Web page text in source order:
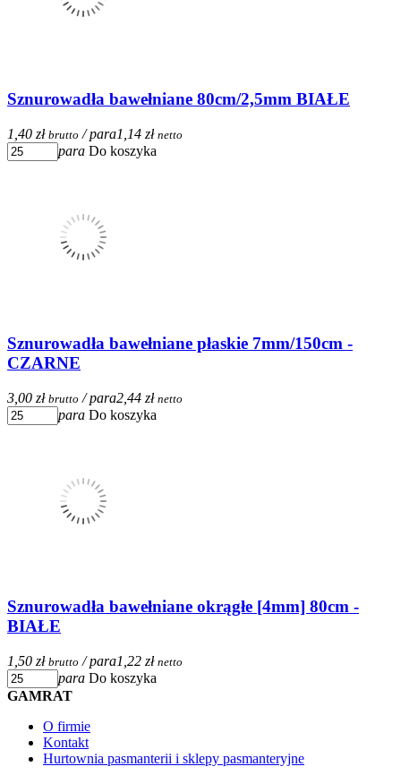
Sznurowadła bawełniane 80cm/2,5mm BIAŁE
1,40 zł brutto / para1,14 zł netto
para Do koszyka
Sznurowadła bawełniane płaskie 7mm/150cm -
CZARNE
3,00 zł brutto / para2,44 zł netto
para Do koszyka
Sznurowadła bawełniane okrągłe [4mm] 80cm -
BIAŁE
1,50 zł brutto / para1,22 zł netto
para Do koszyka
GAMRAT
O firmie
Kontakt
Hurtownia pasmanterii i sklepy pasmanteryjne